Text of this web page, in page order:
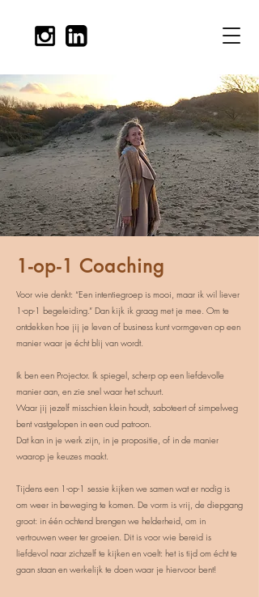
1-op-1 Coaching
Voor wie denkt: “Een intentiegroep is mooi, maar ik wil liever
1-op-1 begeleiding.” Dan kijk ik graag met je mee. Om te
ontdekken hoe jij je leven of business kunt vormgeven op een
manier waar je écht blij van wordt.
Ik ben een Projector. Ik spiegel, scherp op een liefdevolle
manier aan, en zie snel waar het schuurt.
Waar jij jezelf misschien klein houdt, saboteert of simpelweg
bent vastgelopen in een oud patroon.
Dat kan in je werk zijn, in je propositie, of in de manier
waarop je keuzes maakt.
Tijdens een 1-op-1 sessie kijken we samen wat er nodig is
om weer in beweging te komen. De vorm is vrij, de diepgang
groot: in één ochtend brengen we helderheid, om in
vertrouwen weer ter groeien. Dit is voor wie bereid is
liefdevol naar zichzelf te kijken en voelt: het is tijd om écht te
gaan staan en werkelijk te doen waar je hiervoor bent!